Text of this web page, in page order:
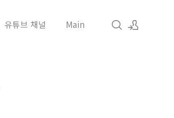
유튜브 채널 Main